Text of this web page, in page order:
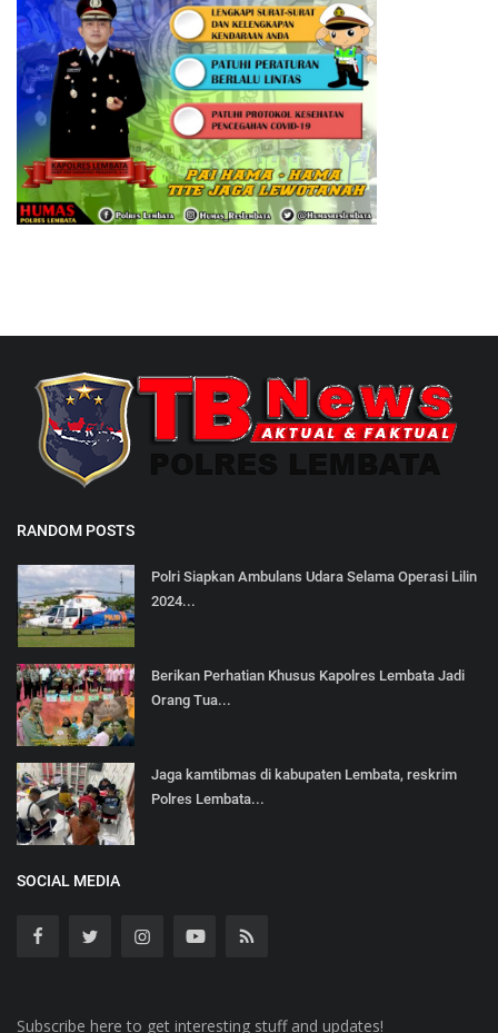
RANDOM POSTS
Polri Siapkan Ambulans Udara Selama Operasi Lilin
2024...
Berikan Perhatian Khusus Kapolres Lembata Jadi
Orang Tua...
Jaga kamtibmas di kabupaten Lembata, reskrim
Polres Lembata...
SOCIAL MEDIA
Subscribe here to get interesting stuff and updates!